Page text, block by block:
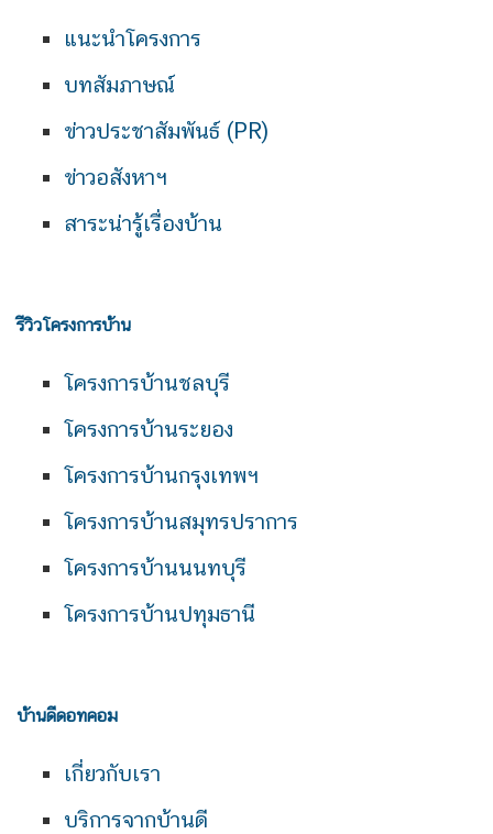
แนะนำโครงการ
บทสัมภาษณ์
ข่าวประชาสัมพันธ์ (PR)
ข่าวอสังหาฯ
สาระน่ารู้เรื่องบ้าน
รีวิวโครงการบ้าน
โครงการบ้านชลบุรี
โครงการบ้านระยอง
โครงการบ้านกรุงเทพฯ
โครงการบ้านสมุทรปราการ
โครงการบ้านนนทบุรี
โครงการบ้านปทุมธานี
บ้านดีดอทคอม
เกี่ยวกับเรา
บริการจากบ้านดี